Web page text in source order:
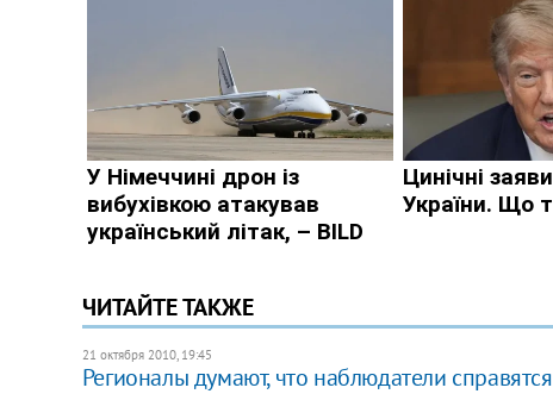
ЧИТАЙТЕ ТАКЖЕ
21 октября 2010, 19:45
Регионалы думают, что наблюдатели справятся